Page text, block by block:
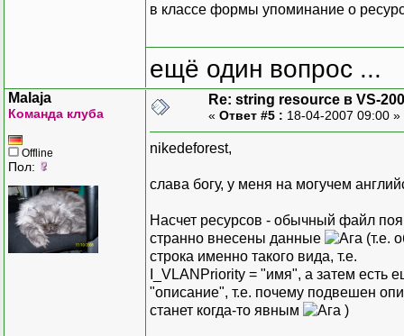
в классе формы упоминание о
ещё один вопрос ...
Malaja
Команда клуба
Offline
Пол:
Re: string resource в VS-
« Ответ #5 : 18-04-2007 09:00 »
nikedeforest,
слава богу, у меня на могучем
Насчет ресурсов - обычный файл
странно внесены данные
(т.е.
строка именно такого вида, т.е.
I_VLANPriority = "имя", а затем есть
"описание", т.е. почему подвешен
станет когда-то явным
)